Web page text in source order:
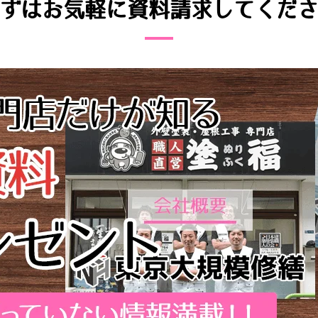
はお気軽に資料請求してくだ